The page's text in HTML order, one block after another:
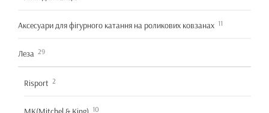
Аксесуари для фігурного катання на роликових ковзанах 11
Леза 29
Risport 2
10